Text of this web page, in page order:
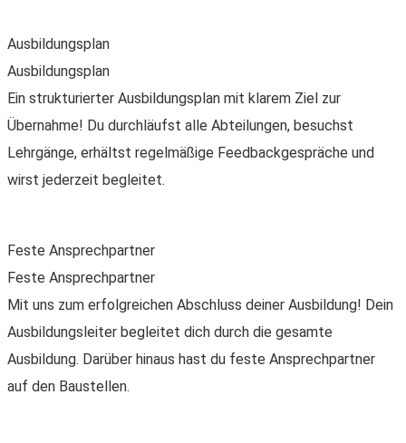
Ausbildungsplan
Ausbildungsplan
Ein strukturierter Ausbildungsplan mit klarem Ziel zur
Übernahme! Du durchläufst alle Abteilungen, besuchst
Lehrgänge, erhältst regelmäßige Feedbackgespräche und
wirst jederzeit begleitet.
Feste Ansprechpartner
Feste Ansprechpartner
Mit uns zum erfolgreichen Abschluss deiner Ausbildung! Dein
Ausbildungsleiter begleitet dich durch die gesamte
Ausbildung. Darüber hinaus hast du feste Ansprechpartner
auf den Baustellen.